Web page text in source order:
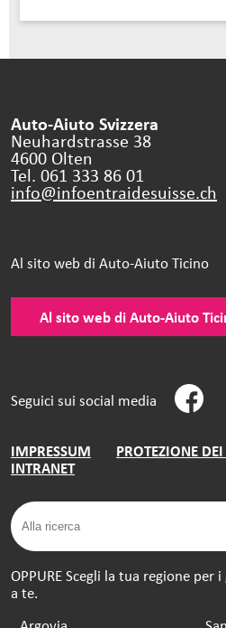
Auto-Aiuto Svizzera
Neuhardstrasse 38
4600 Olten
Tel. 061 333 86 01
info@infoentraidesuisse.ch
Al sito web di Auto-Aiuto Ticino
Al sito web di Auto-Aiuto
Seguici sui social media
IMPRESSUM PROTEZIONE
INTRANET
OPPURE Scegli la tua regione
a te.